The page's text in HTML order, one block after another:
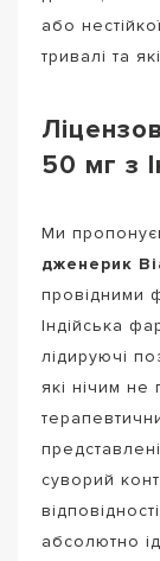
або
тривалі та
50 мг з
Ми
дженерик
провідними
Індійська
лідируючі
які нічим не
суворий
абсолютно